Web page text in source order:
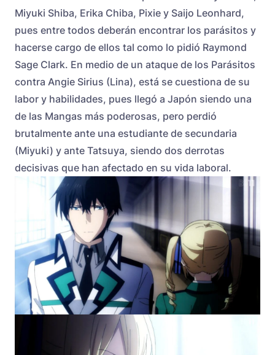
Miyuki Shiba, Erika Chiba, Pixie y Saijo Leonhard,
pues entre todos deberán encontrar los parásitos y
hacerse cargo de ellos tal como lo pidió Raymond
Sage Clark. En medio de un ataque de los Parásitos
contra Angie Sirius (Lina), está se cuestiona de su
labor y habilidades, pues llegó a Japón siendo una
de las Mangas más poderosas, pero perdió
brutalmente ante una estudiante de secundaria
(Miyuki) y ante Tatsuya, siendo dos derrotas
decisivas que han afectado en su vida laboral.